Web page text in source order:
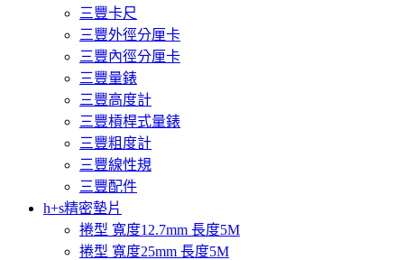
三豐卡尺
三豐外徑分厘卡
三豐內徑分厘卡
三豐量錶
三豐高度計
三豐槓桿式量錶
三豐粗度計
三豐線性規
三豐配件
h+s精密墊片
捲型 寬度12.7mm 長度5M
捲型 寬度25mm 長度5M